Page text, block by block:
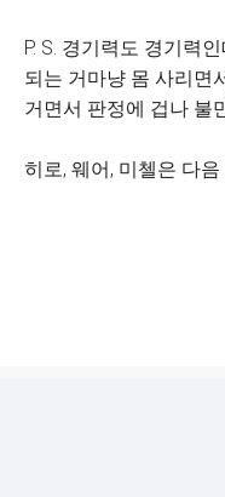
P. S. 경기력도 경기력
되는 거마냥 몸 사리면
거면서 판정에 겁나 불
히로, 웨어, 미첼은 다